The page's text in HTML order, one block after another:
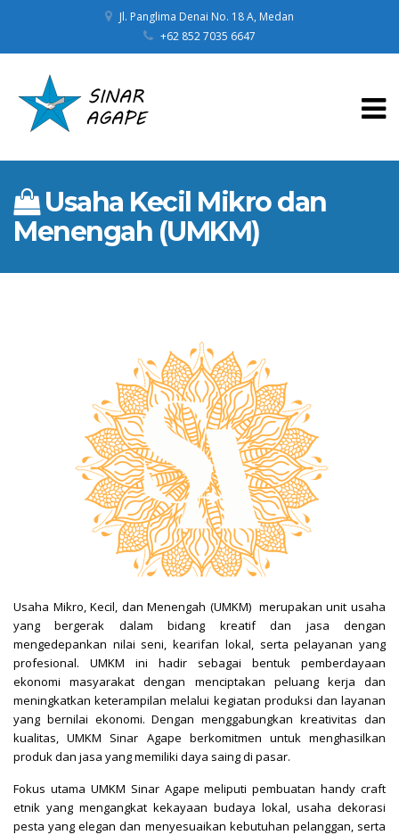
Jl. Panglima Denai No. 18 A, Medan
+62 852 7035 6647
Usaha Kecil Mikro dan
Menengah (UMKM)
Usaha Mikro, Kecil, dan Menengah (UMKM) merupakan unit usaha
yang bergerak dalam bidang kreatif dan jasa dengan
mengedepankan nilai seni, kearifan lokal, serta pelayanan yang
profesional. UMKM ini hadir sebagai bentuk pemberdayaan
ekonomi masyarakat dengan menciptakan peluang kerja dan
meningkatkan keterampilan melalui kegiatan produksi dan layanan
yang bernilai ekonomi. Dengan menggabungkan kreativitas dan
kualitas, UMKM Sinar Agape berkomitmen untuk menghasilkan
produk dan jasa yang memiliki daya saing di pasar.
Fokus utama UMKM Sinar Agape meliputi pembuatan handy craft
etnik yang mengangkat kekayaan budaya lokal, usaha dekorasi
pesta yang elegan dan menyesuaikan kebutuhan pelanggan, serta